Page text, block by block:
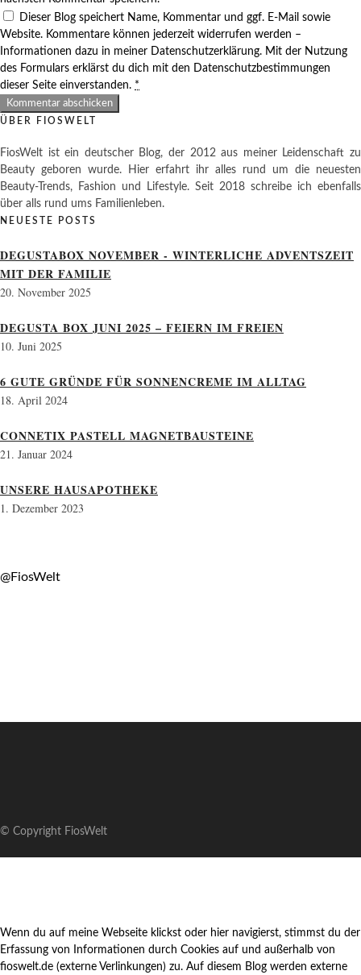
Dieser Blog speichert Name, Kommentar und ggf. E-Mail sowie
Website. Kommentare können jederzeit widerrufen werden –
Informationen dazu in meiner Datenschutzerklärung. Mit der Nutzung
des Formulars erklärst du dich mit den Datenschutzbestimmungen
dieser Seite einverstanden. *
ÜBER FIOSWELT
FiosWelt ist ein deutscher Blog, der 2012 aus meiner Leidenschaft zu
Beauty geboren wurde. Hier erfahrt ihr alles rund um die neuesten
Beauty-Trends, Fashion und Lifestyle. Seit 2018 schreibe ich ebenfalls
über alls rund ums Familienleben.
NEUESTE POSTS
DEGUSTABOX NOVEMBER - WINTERLICHE ADVENTSZEIT
MIT DER FAMILIE
20. November 2025
DEGUSTA BOX JUNI 2025 – FEIERN IM FREIEN
10. Juni 2025
6 GUTE GRÜNDE FÜR SONNENCREME IM ALLTAG
18. April 2024
CONNETIX PASTELL MAGNETBAUSTEINE
21. Januar 2024
UNSERE HAUSAPOTHEKE
1. Dezember 2023
@FiosWelt
© Copyright FiosWelt
Wenn du auf meine Webseite klickst oder hier navigierst, stimmst du der
Erfassung von Informationen durch Cookies auf und außerhalb von
fioswelt.de (externe Verlinkungen) zu. Auf diesem Blog werden externe